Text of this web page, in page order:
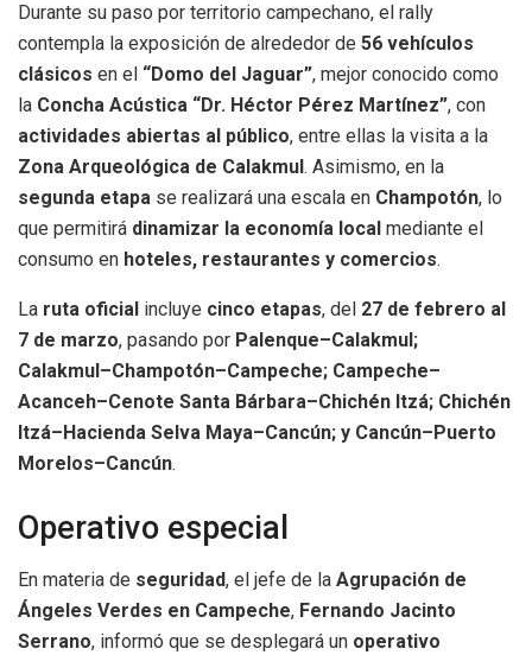
Durante su paso por territorio campechano, el rally
contempla la exposición de alrededor de 56 vehículos
clásicos en el “Domo del Jaguar”, mejor conocido como
la Concha Acústica “Dr. Héctor Pérez Martínez”, con
actividades abiertas al público, entre ellas la visita a la
Zona Arqueológica de Calakmul. Asimismo, en la
segunda etapa se realizará una escala en Champotón, lo
que permitirá dinamizar la economía local mediante el
consumo en hoteles, restaurantes y comercios.
La ruta oficial incluye cinco etapas, del 27 de febrero al
7 de marzo, pasando por Palenque–Calakmul;
Calakmul–Champotón–Campeche; Campeche–
Acanceh–Cenote Santa Bárbara–Chichén Itzá; Chichén
Itzá–Hacienda Selva Maya–Cancún; y Cancún–Puerto
Morelos–Cancún.
Operativo especial
En materia de seguridad, el jefe de la Agrupación de
Ángeles Verdes en Campeche, Fernando Jacinto
Serrano, informó que se desplegará un operativo